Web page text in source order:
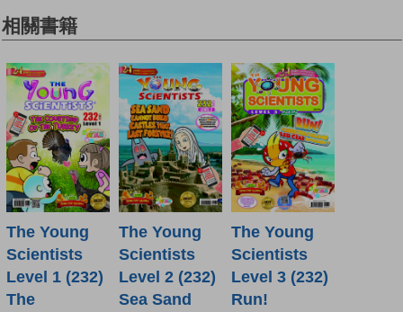
相關書籍
The Young
Scientists
Level 1 (232)
The
The Young
Scientists
Level 2 (232)
Sea Sand
The Young
Scientists
Level 3 (232)
Run!